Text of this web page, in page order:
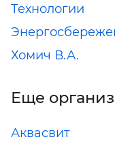
Технологии
Хомич В.А.
Еще
Аквасвит